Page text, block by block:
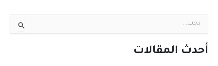
حأحدث المقالات